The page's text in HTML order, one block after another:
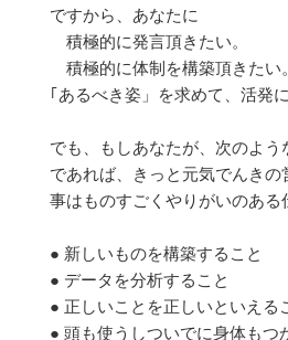
ですから、あなたに
積極的に発言頂きたい。
積極的に体制を構築頂きたい。
｢あるべき姿」を求めて、活発
でも、もしあなたが、次のよ
であれば、きっと元気でんき
事はものすごくやりがいのある
● 新しいものを構築すること
● データを分析すること
● 正しいことを正しいといえる
● 頭も使うしついでに身体もつ